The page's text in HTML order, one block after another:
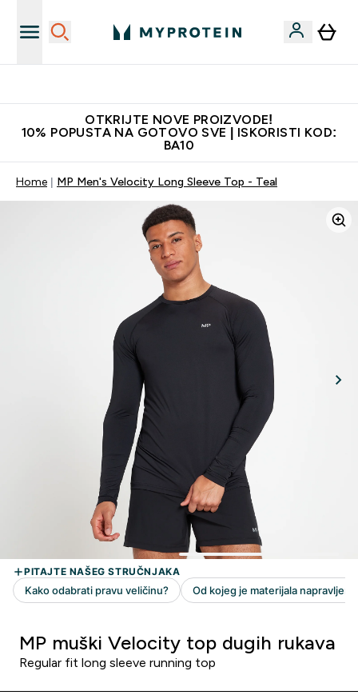
OTKRIJTE NOVE PROIZVODE!
10% POPUSTA NA GOTOVO SVE | ISKORISTI KOD:
BA10
Home MP Men's Velocity Long Sleeve Top - Teal
MP muški Velocity top dugih rukava
Regular fit long sleeve running top